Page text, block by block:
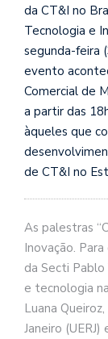
da CT&I no
Tecnologia e
segunda-feira
evento
Comercial de
a partir das
àqueles que
de CT&I no
As palestras
Inovação.
da Secti Pablo
e tecnologia
Luana
Janeiro